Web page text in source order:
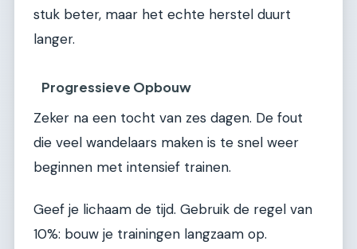
stuk beter, maar het echte herstel duurt
langer.
Progressieve Opbouw
Zeker na een tocht van zes dagen. De fout
die veel wandelaars maken is te snel weer
beginnen met intensief trainen.
Geef je lichaam de tijd. Gebruik de regel van
10%: bouw je trainingen langzaam op.